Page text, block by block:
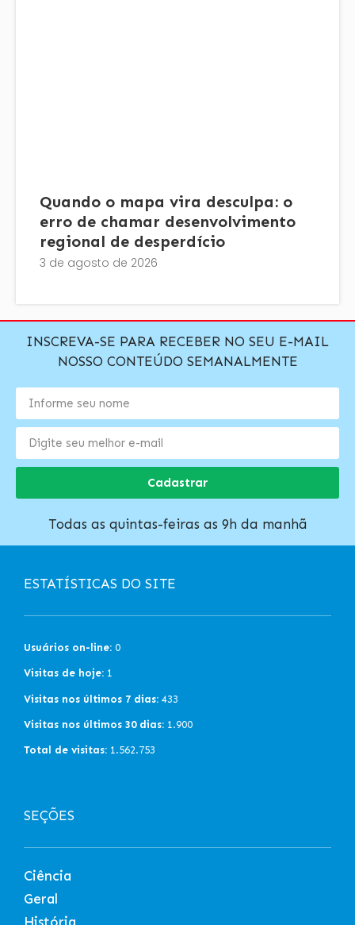
Quando o mapa vira desculpa: o
erro de chamar desenvolvimento
regional de desperdício
3 de agosto de 2026
INSCREVA-SE PARA RECEBER NO SEU E-MAIL
NOSSO CONTEÚDO SEMANALMENTE
Cadastrar
Todas as quintas-feiras as 9h da manhã
ESTATÍSTICAS DO SITE
Usuários on-line: 0
Visitas de hoje: 1
Visitas nos últimos 7 dias: 433
Visitas nos últimos 30 dias: 1.900
Total de visitas: 1.562.753
SEÇÕES
Ciência
Geral
História